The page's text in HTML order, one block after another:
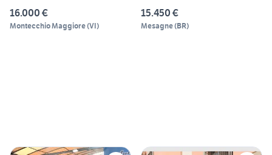
16.000 €
Montecchio Maggiore(VI)
15.450 €
Mesagne(BR)